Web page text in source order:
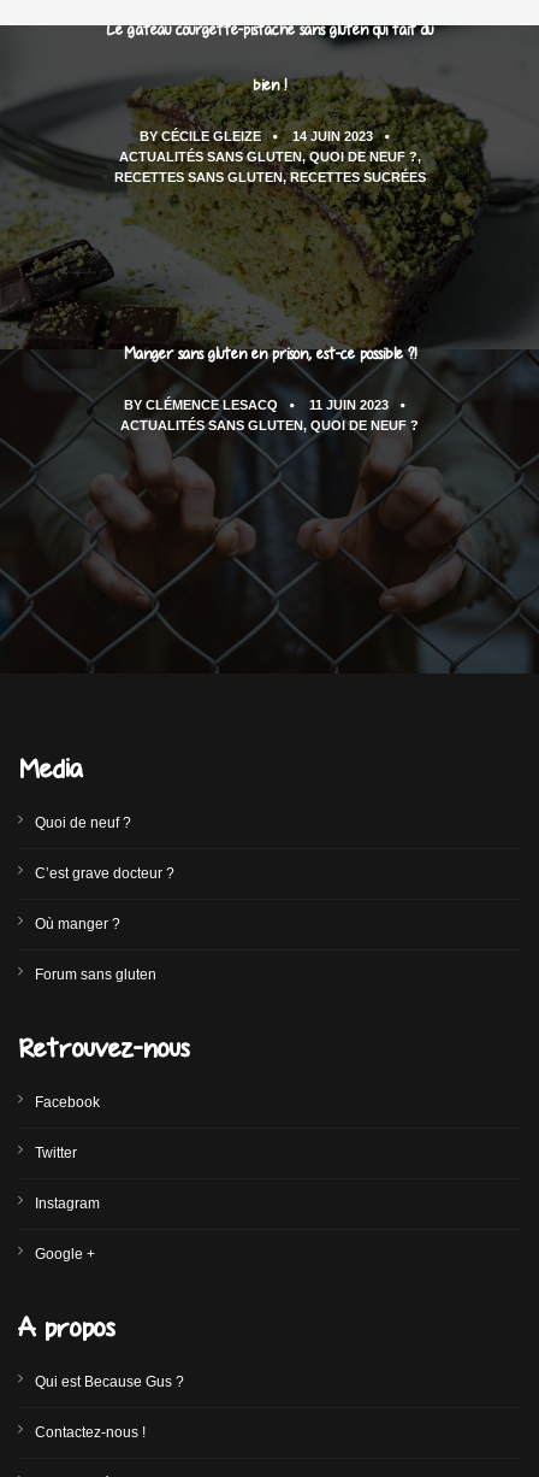
Le gâteau courgette-pistache sans gluten qui fait du
bien !
BYCÉCILE GLEIZE
14 JUIN 2023
ACTUALITÉS SANS GLUTEN, QUOI DE NEUF ?,
RECETTES SANS GLUTEN, RECETTES SUCRÉES
Manger sans gluten en prison, est-ce possible ?!
BY CLÉMENCE LESACQ
11 JUIN 2023
ACTUALITÉS SANS GLUTEN, QUOI DE NEUF ?
Media
Quoi de neuf ?
C’est grave docteur ?
Où manger ?
Forum sans gluten
Retrouvez-nous
Facebook
Twitter
Instagram
Google +
A propos
Qui est Because Gus ?
Contactez-nous !